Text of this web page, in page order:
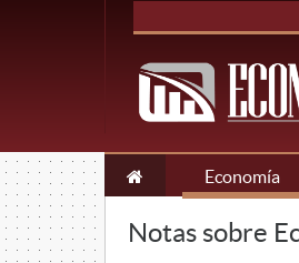
Economía
Notas sobre